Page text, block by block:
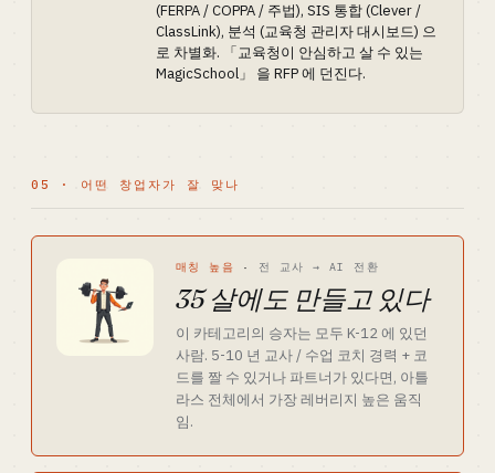
(FERPA / COPPA / 주법), SIS 통합 (Clever /
ClassLink), 분석 (교육청 관리자 대시보드) 으
로 차별화. 「교육청이 안심하고 살 수 있는
MagicSchool」 을 RFP 에 던진다.
05 · 어떤 창업자가 잘 맞나
매칭 높음 · 전 교사 → AI 전환
35 살에도 만들고 있다
이 카테고리의 승자는 모두 K-12 에 있던
사람. 5-10 년 교사 / 수업 코치 경력 + 코
드를 짤 수 있거나 파트너가 있다면, 아틀
라스 전체에서 가장 레버리지 높은 움직
임.